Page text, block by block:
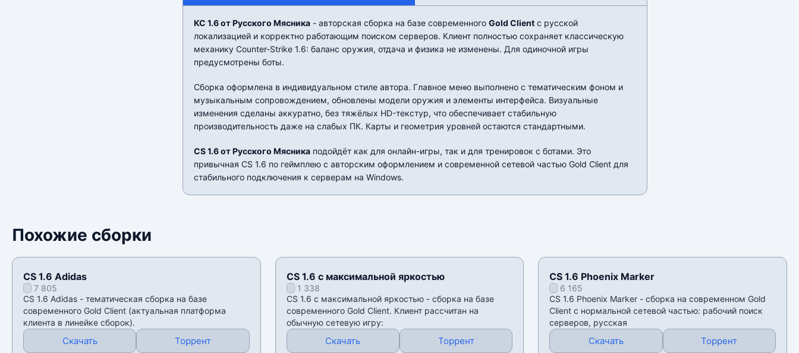
КС 1.6 от Русского Мясника- авторская сборка на базе современного Gold Clientс русской
локализацией и корректно работающим поиском серверов. Клиент полностью сохраняет классическую
механику Counter-Strike 1.6: баланс оружия, отдача и физика не изменены. Для одиночной игры
предусмотрены боты.
Сборка оформлена в индивидуальном стиле автора. Главное меню выполнено с тематическим фоном и
музыкальным сопровождением, обновлены модели оружия и элементы интерфейса. Визуальные
изменения сделаны аккуратно, без тяжёлых HD-текстур, что обеспечивает стабильную
производительность даже на слабых ПК. Карты и геометрия уровней остаются стандартными.
CS 1.6 от Русского Мясникаподойдёт как для онлайн-игры, так и для тренировок с ботами. Это
привычная CS 1.6 по геймплею с авторским оформлением и современной сетевой частью Gold Client для
стабильного подключения к серверам на Windows.
Похожие сборки
CS 1.6 Adidas
7 805
CS 1.6 Adidas - тематическая сборка на базе
современного Gold Client (актуальная платформа
клиента в линейке сборок).
Скачать Торрент
CS 1.6 с максимальной яркостью
1 338
CS 1.6 с максимальной яркостью - сборка на базе
современного Gold Client. Клиент рассчитан на
обычную сетевую игру:
Скачать Торрент
CS 1.6 Phoenix Marker
6 165
CS 1.6 Phoenix Marker - сборка на современном Gold
Client с нормальной сетевой частью: рабочий поиск
серверов, русская
Скачать Торрент